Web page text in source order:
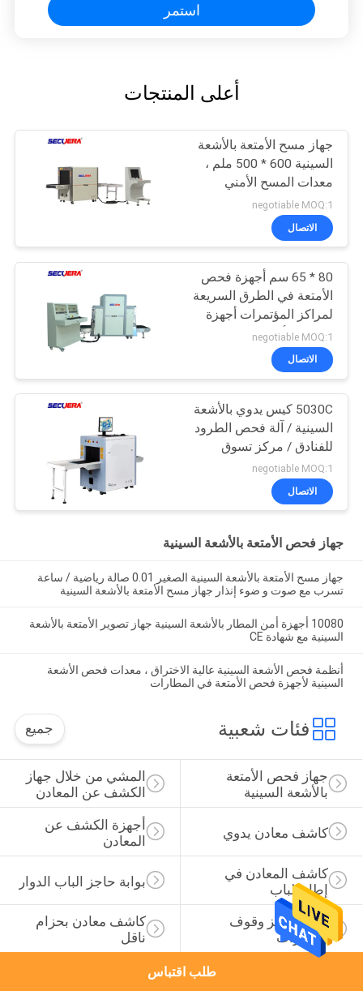
استمر
أعلى المنتجات
جهاز مسح الأمتعة بالأشعة
السينية 600 * 500 ملم ،
معدات المسح الأمني
للسجون معدات فحص
الأمتعة المطار الأشعة
السينية
negotiable MOQ:1
الاتصال
80 * 65 سم أجهزة فحص
الأمتعة في الطرق السريعة
لمراكز المؤتمرات أجهزة
مراقبة الأمتعة في
المطارات
negotiable MOQ:1
الاتصال
5030C كيس يدوي بالأشعة
السينية / آلة فحص الطرود
للفنادق / مركز تسوق
negotiable MOQ:1
الاتصال
جهاز فحص الأمتعة بالأشعة السينية
جهاز مسح الأمتعة بالأشعة السينية الصغير 0.01 صالة رياضية / ساعة
تسرب مع صوت و ضوء إنذار جهاز مسح الأمتعة بالأشعة السينية
10080 أجهزة أمن المطار بالأشعة السينية جهاز تصوير الأمتعة بالأشعة
السينية مع شهادة CE
أنظمة فحص الأشعة السينية عالية الاختراق ، معدات فحص الأشعة
السينية لأجهزة فحص الأمتعة في المطارات
فئات شعبية جميع
المشي من خلال جهاز
الكشف عن المعادن
جهاز فحص الأمتعة
بالأشعة السينية
أجهزة الكشف عن
المعادن
كاشف معادن يدوي
بوابة حاجز الباب الدوار
كاشف المعادن في
إطار الباب
كاشف معادن بحزام
ناقل
نظام حاجز وقوف
السيارات
طلب اقتباس